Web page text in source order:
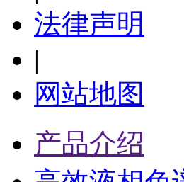
法律声明
|
网站地图
产品介绍